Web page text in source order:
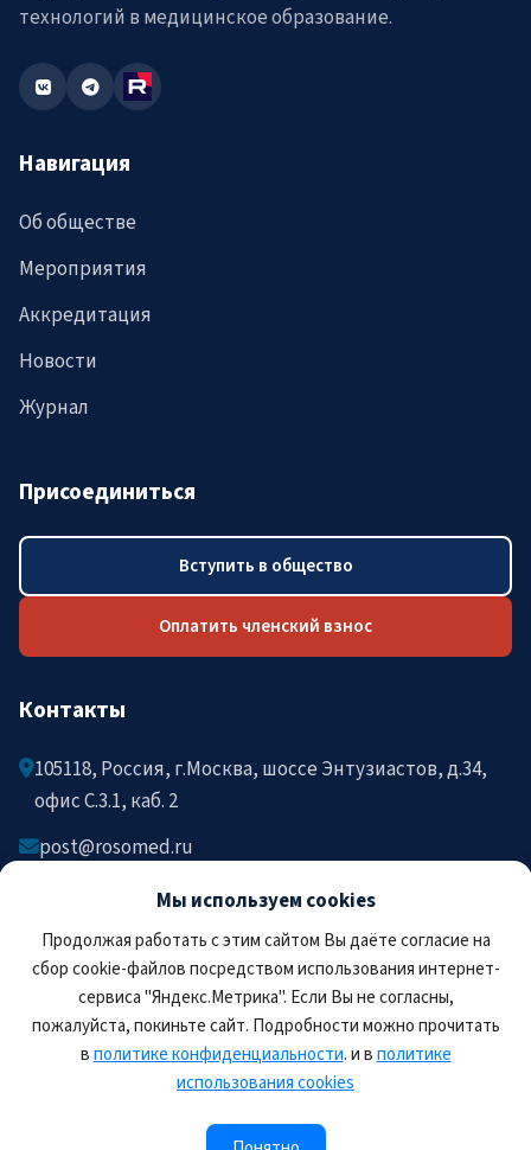
Мы используем cookies
Продолжая работать с этим сайтом Вы даёте согласие на
сбор cookie-файлов посредством использования интернет-
сервиса "Яндекс.Метрика". Если Вы не согласны,
пожалуйста, покиньте сайт. Подробности можно прочитать
вполитике конфиденциальности. и вполитике
использования cookies
технологий в медицинское образование.
Навигация
Об обществе
Мероприятия
Аккредитация
Новости
Журнал
Присоединиться
Вступить в общество
Оплатить членский взнос
Контакты
105118, Россия, г.Москва, шоссе Энтузиастов, д.34,
офис C.3.1, каб. 2
post@rosomed.ru
+7-903-729-09-87
+7-910-880-36-92